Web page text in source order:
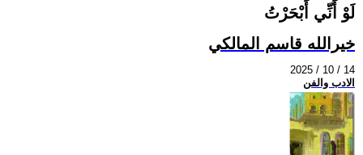
لَوْ أَنِّي أَبْحَرْتُ
خيرالله قاسم المالكي
2025 / 10 / 14
الادب والفن